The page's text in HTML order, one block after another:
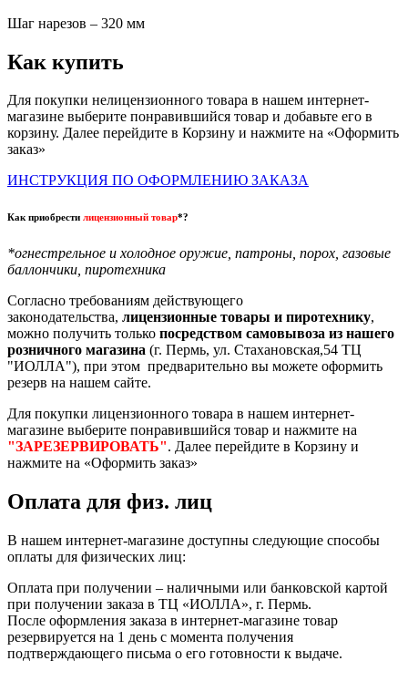
Шаг нарезов – 320 мм
Как купить
Для покупки нелицензионного товара в нашем интернет-
магазине выберите понравившийся товар и добавьте его в
корзину. Далее перейдите в Корзину и нажмите на «Оформить
заказ»
ИНСТРУКЦИЯ ПО ОФОРМЛЕНИЮ ЗАКАЗА
Как приобрести лицензионный товар*?
*огнестрельное и холодное оружие, патроны, порох, газовые
баллончики, пиротехника
Согласно требованиям действующего
законодательства, лицензионные товары и пиротехнику,
можно получить только посредством самовывоза из нашего
розничного магазина (г. Пермь, ул. Стахановская,54 ТЦ
"ИОЛЛА"), при этом предварительно вы можете оформить
резерв на нашем сайте.
Для покупки лицензионного товара в нашем интернет-
магазине выберите понравившийся товар и нажмите на
"ЗАРЕЗЕРВИРОВАТЬ". Далее перейдите в Корзину и
нажмите на «Оформить заказ»
Оплата для физ. лиц
В нашем интернет-магазине доступны следующие способы
оплаты для физических лиц:
Оплата при получении – наличными или банковской картой
при получении заказа в ТЦ «ИОЛЛА», г. Пермь.
После оформления заказа в интернет-магазине товар
резервируется на 1 день с момента получения
подтверждающего письма о его готовности к выдаче.